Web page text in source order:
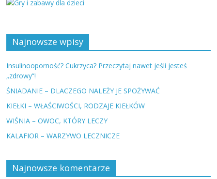
Najnowsze wpisy
Insulinooporność? Cukrzyca? Przeczytaj nawet jeśli jesteś
„zdrowy”!
ŚNIADANIE – DLACZEGO NALEŻY JE SPOŻYWAĆ
KIEŁKI – WŁAŚCIWOŚCI, RODZAJE KIEŁKÓW
WIŚNIA – OWOC, KTÓRY LECZY
KALAFIOR – WARZYWO LECZNICZE
Najnowsze komentarze